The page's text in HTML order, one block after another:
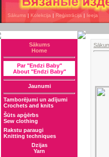
Sākums| Kolekcija | Reģistrācija | Ieeja
Sākums
Home
Par "Endzi Baby"
About "Endzi Baby"
Jaunumi
Tamborējumi un adījumi
Crochets and knits
Šūts apģērbs
Sew clothing
Rakstu paraugi
Knitting techniques
Dzijas
Yarn